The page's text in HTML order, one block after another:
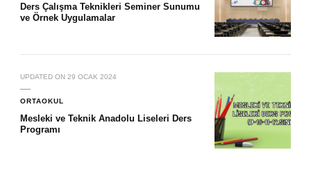
Ders Çalışma Teknikleri Seminer Sunumu
ve Örnek Uygulamalar
UPDATED ON 29 OCAK 2024
ORTAOKUL
Mesleki ve Teknik Anadolu Liseleri Ders
Programı